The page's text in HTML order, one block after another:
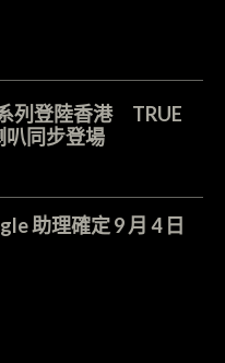
列登陸香港 TRUE
叭同步登場
助理確定 9 月 4 日